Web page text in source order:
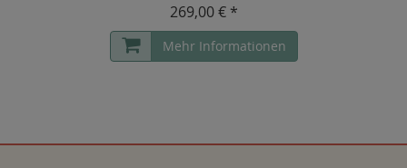
269,00 € *
Mehr Informationen